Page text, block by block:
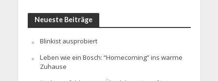
Neueste Beiträge
Blinkist ausprobiert
Leben wie ein Bosch: “Homecoming” ins warme
Zuhause